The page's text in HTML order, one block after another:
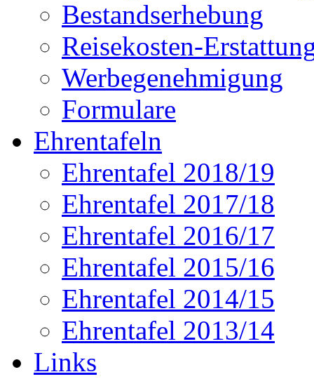
Bestandserhebung
Reisekosten-
Werbegenehmigung
Formulare
Ehrentafeln
Ehrentafel 2018/19
Ehrentafel 2017/18
Ehrentafel 2016/17
Ehrentafel 2015/16
Ehrentafel 2014/15
Ehrentafel 2013/14
Links